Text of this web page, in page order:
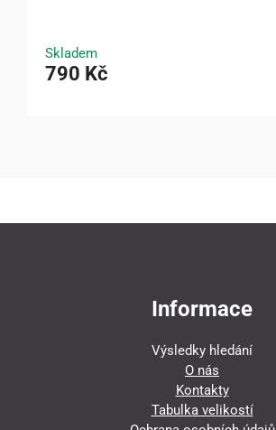
Skladem
790 Kč
Informace
Výsledky hledání
O nás
Kontakty
Tabulka velikostí